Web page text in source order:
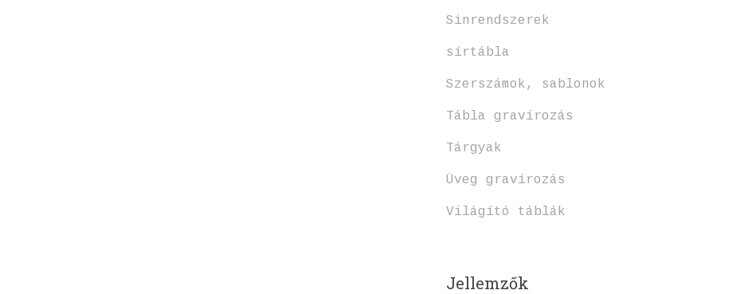
Sinrendszerek
sírtábla
Szerszámok, sablonok
Tábla gravírozás
Tárgyak
Üveg gravírozás
Világító táblák
Jellemzők